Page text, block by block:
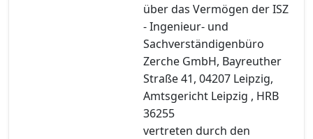
über das Vermögen der ISZ
- Ingenieur- und
Sachverständigenbüro
Zerche GmbH, Bayreuther
Straße 41, 04207 Leipzig,
Amtsgericht Leipzig , HRB
36255
vertreten durch den